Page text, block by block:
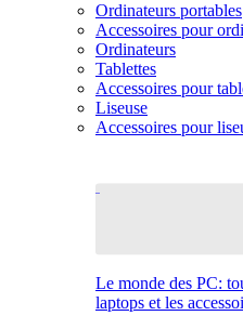
Ordinateurs portables
Accessoires pour
Ordinateurs
Tablettes
Accessoires pour
Liseuse
Accessoires pour
Le monde des PC:
laptops et les